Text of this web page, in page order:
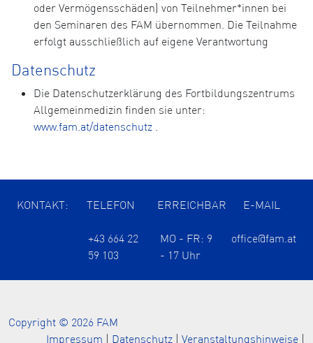
oder Vermögensschäden) von Teilnehmer*innen bei
den Seminaren des FAM übernommen. Die Teilnahme
erfolgt ausschließlich auf eigene Verantwortung
Datenschutz
Die Datenschutzerklärung des Fortbildungszentrums
Allgemeinmedizin finden sie unter:
www.fam.at/datenschutz .
KONTAKT: TELEFON ERREICHBAR E-MAIL
+43 664 22
59 103
MO - FR: 9
- 17 Uhr
office@fam.at
Copyright © 2026 FAM
Impressum
Datenschutz Veranstaltungshinweise